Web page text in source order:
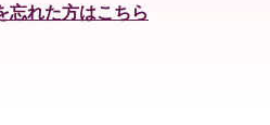
忘れた方はこちら